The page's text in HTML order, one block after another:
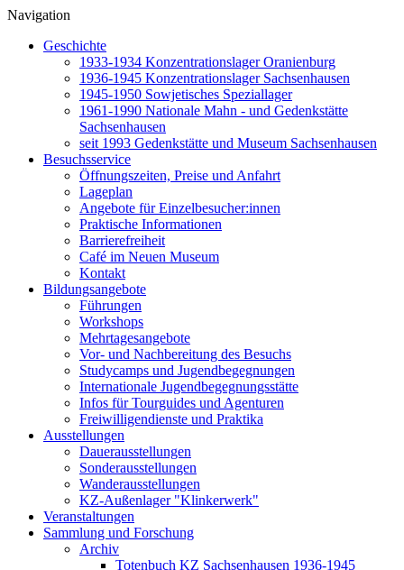
Navigation
Geschichte
1933-1934 Konzentrationslager Oranienburg
1936-1945 Konzentrationslager Sachsenhausen
1945-1950 Sowjetisches Speziallager
1961-1990 Nationale Mahn - und Gedenkstätte
Sachsenhausen
seit 1993 Gedenkstätte und Museum Sachsenhausen
Besuchsservice
Öffnungszeiten, Preise und Anfahrt
Lageplan
Angebote für Einzelbesucher:innen
Praktische Informationen
Barrierefreiheit
Café im Neuen Museum
Kontakt
Bildungsangebote
Führungen
Workshops
Mehrtagesangebote
Vor- und Nachbereitung des Besuchs
Studycamps und Jugendbegegnungen
Internationale Jugendbegegnungsstätte
Infos für Tourguides und Agenturen
Freiwilligendienste und Praktika
Ausstellungen
Dauerausstellungen
Sonderausstellungen
Wanderausstellungen
KZ-Außenlager "Klinkerwerk"
Veranstaltungen
Sammlung und Forschung
Archiv
Totenbuch KZ Sachsenhausen 1936-1945